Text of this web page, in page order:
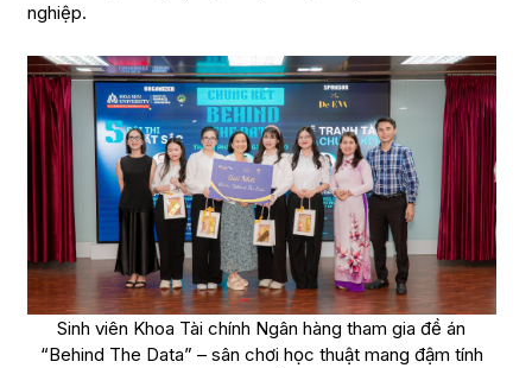
nghiệp.
Sinh viên Khoa Tài chính Ngân hàng tham gia đề án
“Behind The Data” – sân chơi học thuật mang đậm tính